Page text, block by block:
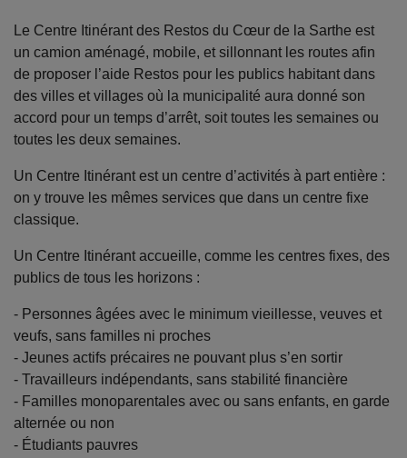
Le Centre Itinérant des Restos du Cœur de la Sarthe est
un camion aménagé, mobile, et sillonnant les routes afin
de proposer l’aide Restos pour les publics habitant dans
des villes et villages où la municipalité aura donné son
accord pour un temps d’arrêt, soit toutes les semaines ou
toutes les deux semaines.
Un Centre Itinérant est un centre d’activités à part entière :
on y trouve les mêmes services que dans un centre fixe
classique.
Un Centre Itinérant accueille, comme les centres fixes, des
publics de tous les horizons :
- Personnes âgées avec le minimum vieillesse, veuves et
veufs, sans familles ni proches
- Jeunes actifs précaires ne pouvant plus s’en sortir
- Travailleurs indépendants, sans stabilité financière
- Familles monoparentales avec ou sans enfants, en garde
alternée ou non
- Étudiants pauvres